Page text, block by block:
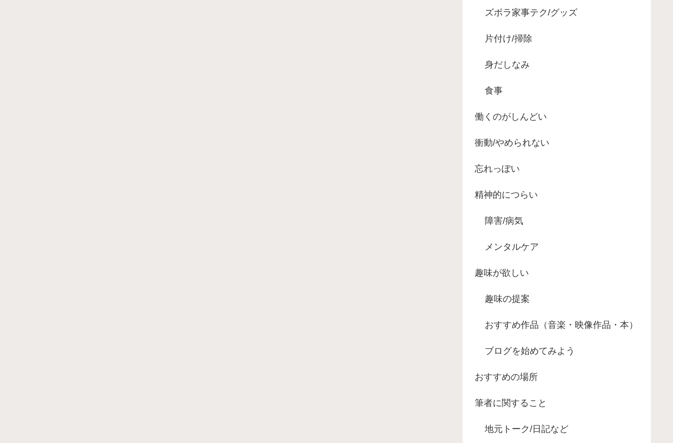
ズボラ家事テク/グッズ
片付け/掃除
身だしなみ
食事
働くのがしんどい
衝動/やめられない
忘れっぽい
精神的につらい
障害/病気
メンタルケア
趣味が欲しい
趣味の提案
おすすめ作品（音楽・映像作品・本）
ブログを始めてみよう
おすすめの場所
筆者に関すること
地元トーク/日記など